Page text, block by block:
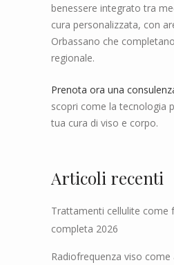
benessere integrato tra
cura personalizzata, con
Orbassano che
regionale.
Prenota ora una
scopri come la tecnologia
tua cura di viso e corpo.
Articoli recenti
Trattamenti cellulite come
completa 2026
Radiofrequenza viso come